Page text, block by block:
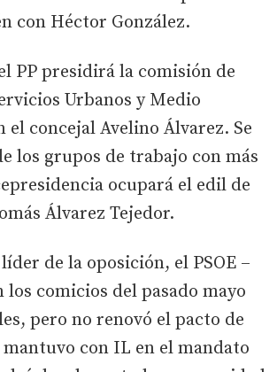
con Héctor González.
PP presidirá la comisión de
Urbanos y Medio
el concejal Avelino Álvarez. Se
los grupos de trabajo con más
ocupará el edil de
Álvarez Tejedor.
de la oposición, el PSOE –
los comicios del pasado mayo
pero no renovó el pacto de
con IL en el mandato